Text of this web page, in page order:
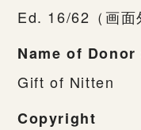
Ed. 16/62（画面
Name of Donor
Gift of Nitten
Copyright